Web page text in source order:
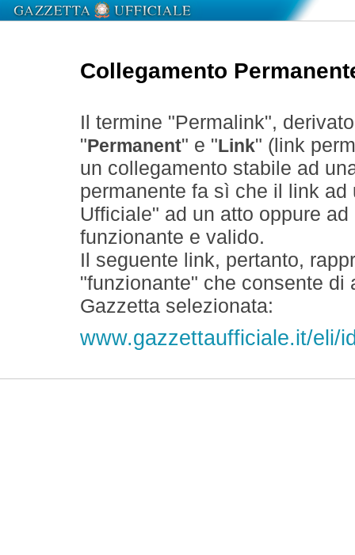
Collegamento
Il termine "Permalink",
" Permanent" e " Link" (link
un collegamento stabile ad
permanente fa sì che il link
Ufficiale" ad un atto oppure
funzionante e valido.
Il seguente link, pertanto,
"funzionante" che consente
Gazzetta selezionata:
www.gazzettaufficiale.it/eli/